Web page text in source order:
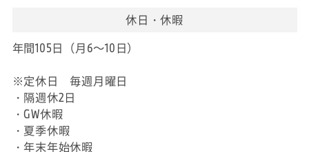
休日・休暇
年間105日（月6～10日）
※定休日 毎週月曜日
・隔週休2日
・GW休暇
・夏季休暇
・年末年始休暇